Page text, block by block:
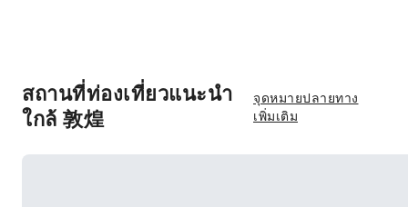
สถานที่ท่องเที่ยวแนะนำ
ใกล้ 敦煌
จุดหมายปลายทาง
เพิ่มเติม